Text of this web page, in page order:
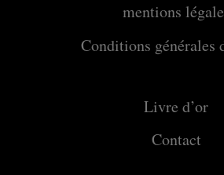
mentions
Conditions générales
Livre d’or
Contact